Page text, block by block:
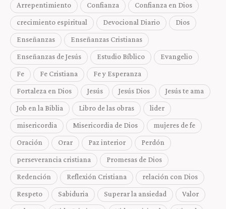
Arrepentimiento Confianza Confianza en Dios
crecimiento espiritual Devocional Diario Dios
Enseñanzas Enseñanzas Cristianas
Enseñanzas de Jesús Estudio Bíblico Evangelio
Fe Fe Cristiana Fe y Esperanza
Fortaleza en Dios Jesús Jesús Dios Jesús te ama
Job en la Biblia Libro de las obras lider
misericordia Misericordia de Dios mujeres de fe
Oración Orar Paz interior Perdón
perseverancia cristiana Promesas de Dios
Redención Reflexión Cristiana relación con Dios
Respeto Sabiduria Superar la ansiedad Valor